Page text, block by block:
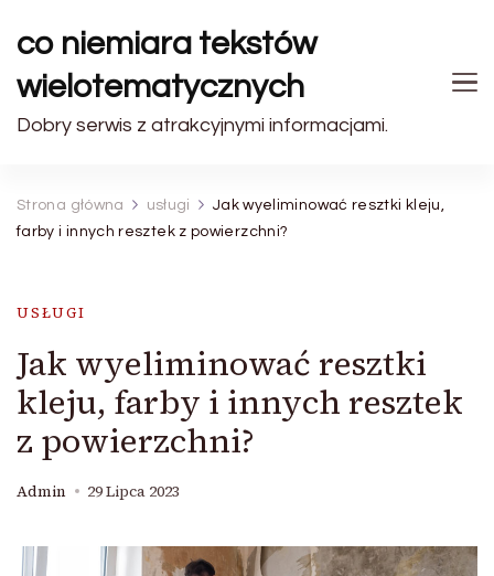
co niemiara tekstów
wielotematycznych
Dobry serwis z atrakcyjnymi informacjami.
Strona główna usługi
Jak wyeliminować resztki kleju,
farby i innych resztek z powierzchni?
USŁUGI
Jak wyeliminować resztki
kleju, farby i innych resztek
z powierzchni?
Admin 29 Lipca 2023